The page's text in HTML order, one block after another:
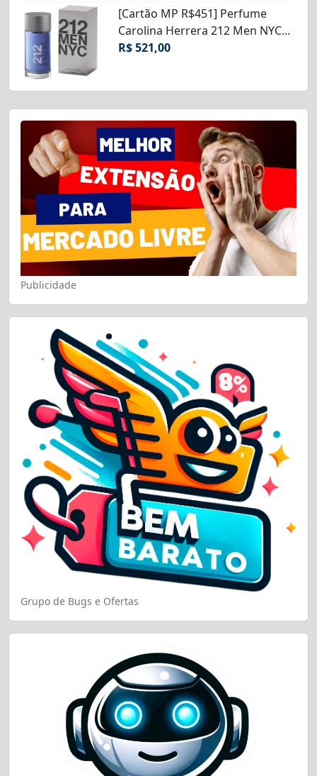
[Cartão MP R$451] Perfume
Carolina Herrera 212 Men NYC...
R$ 521,00
Publicidade
Grupo de Bugs e Ofertas